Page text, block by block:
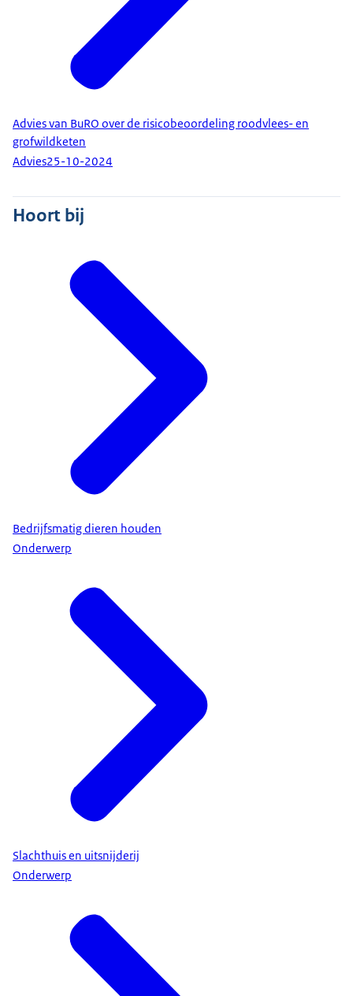
Advies van BuRO over de risicobeoordeling roodvlees- en
grofwildketen
Advies25-10-2024
Hoort bij
Bedrijfsmatig dieren houden
Onderwerp
Slachthuis en uitsnijderij
Onderwerp